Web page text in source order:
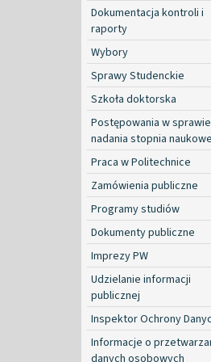
Dokumentacja kontroli i
raporty
Wybory
Sprawy Studenckie
Szkoła doktorska
Postępowania w sprawie
nadania stopnia
Praca w Politechnice
Zamówienia publiczne
Programy studiów
Dokumenty publiczne
Imprezy PW
Udzielanie informacji
publicznej
Inspektor Ochrony
Informacje o
danych osobowych